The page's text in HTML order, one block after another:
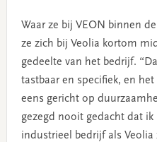
Waar ze bij VEON binnen
ze zich bij Veolia kortom
gedeelte van het bedrijf.
tastbaar en specifiek, en
eens gericht op
gezegd nooit gedacht dat
industrieel bedrijf als